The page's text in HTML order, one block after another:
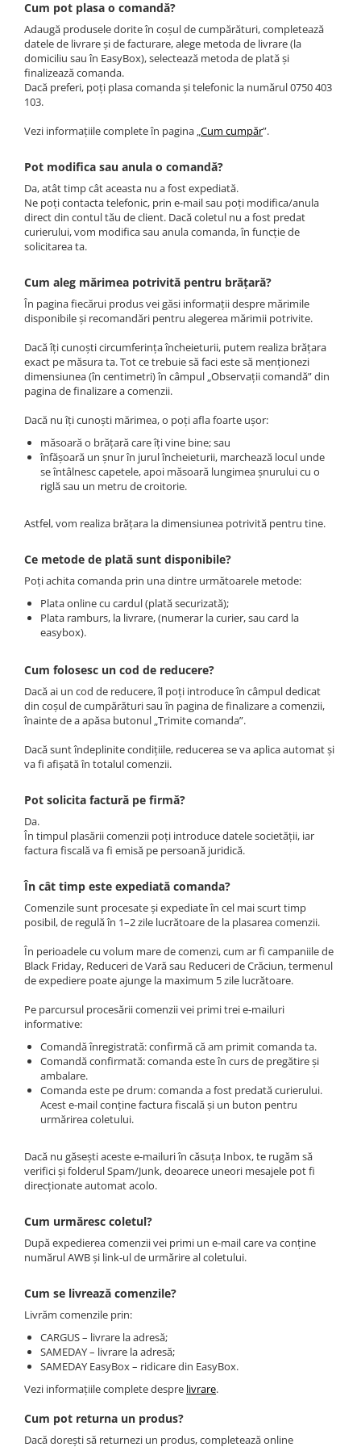
Coliere Transparente cu Stea
Coliere Transparente cu Soare
Coliere Transparente cu Semilună
Coliere Transparente cu Zodii
Coliere Transparente cu Perle
Coliere Transparente cu Flori
Coliere Transparente cu Pietre
Naturale
Coliere Transparente Diverse
Lănțișoare cu Inimioare
Lănțișoare cu Cruce
Lănțișoare cu Stea
Lănțișoare cu Soare
Lănțișoare cu Semilună
Lănțișoare cu Zodii
Lănțișoare cu Molecule
Lănțișoare cu Pietre Naturale
Lănțișoare Argint Diverse
COLIERE CU PERLE
Coliere cu Perle Naturale
COLIERE ȘNUR REGLABIL
Coliere cu Inimioare
Coliere cu Cruce
Coliere cu Stea
Coliere cu Semilună
Coliere cu Zodii
Coliere cu Flori
Coliere cu Animale
Coliere cu Molecule
Coliere Diverse
BRĂȚĂRI
BRĂȚĂRI CU ȘNUR REGLABIL
Brățări din Aur cu șnur reglabil
Brățări din Argint cu șnur reglabil
BRĂȚĂRI CU PIETRE SEMIPREȚIOASE
Brățări din Aur cu pietre
semiprețioase
semiprețioase
Brățări elastice cu pietre
BRĂȚĂRI DE PICIOR
Brățări de picior din Aur
Brățări de picior din Argint
COLIERE
Coliere cu mărgele colorate și
Argint
Brățări din Argint cu pietre
semiprețioase
Brățări elastice cu pietre
semiprețioase
LĂNȚIȘOARE ARGINT
Cum pot plasa o comandă?
Adaugă produsele dorite în coșul de cumpărături, completează
datele de livrare și de facturare, alege metoda de livrare (la
domiciliu sau în EasyBox), selectează metoda de plată și
finalizează comanda.
Dacă preferi, poți plasa comanda și telefonic la numărul 0750 403
103.
Vezi informațiile complete în pagina „Cum cumpăr”.
Pot modifica sau anula o comandă?
Da, atât timp cât aceasta nu a fost expediată.
Ne poți contacta telefonic, prin e-mail sau poți modifica/anula
direct din contul tău de client. Dacă coletul nu a fost predat
curierului, vom modifica sau anula comanda, în funcție de
solicitarea ta.
Cum aleg mărimea potrivită pentru brățară?
În pagina fiecărui produs vei găsi informații despre mărimile
disponibile și recomandări pentru alegerea mărimii potrivite.
Dacă îți cunoști circumferința încheieturii, putem realiza brățara
exact pe măsura ta. Tot ce trebuie să faci este să menționezi
dimensiunea (în centimetri) în câmpul „Observații comandă” din
pagina de finalizare a comenzii.
Dacă nu îți cunoști mărimea, o poți afla foarte ușor:
măsoară o brățară care îți vine bine; sau
înfășoară un șnur în jurul încheieturii, marchează locul unde
se întâlnesc capetele, apoi măsoară lungimea șnurului cu o
riglă sau un metru de croitorie.
Astfel, vom realiza brățara la dimensiunea potrivită pentru tine.
Ce metode de plată sunt disponibile?
Poți achita comanda prin una dintre următoarele metode:
Plata online cu cardul (plată securizată);
Plata ramburs, la livrare, (numerar la curier, sau card la
easybox).
Cum folosesc un cod de reducere?
Dacă ai un cod de reducere, îl poți introduce în câmpul dedicat
din coșul de cumpărături sau în pagina de finalizare a comenzii,
înainte de a apăsa butonul „Trimite comanda”.
Dacă sunt îndeplinite condițiile, reducerea se va aplica automat și
va fi afișată în totalul comenzii.
Pot solicita factură pe firmă?
Da.
În timpul plasării comenzii poți introduce datele societății, iar
factura fiscală va fi emisă pe persoană juridică.
În cât timp este expediată comanda?
Comenzile sunt procesate și expediate în cel mai scurt timp
posibil, de regulă în 1–2 zile lucrătoare de la plasarea comenzii.
În perioadele cu volum mare de comenzi, cum ar fi campaniile de
Black Friday, Reduceri de Vară sau Reduceri de Crăciun, termenul
de expediere poate ajunge la maximum 5 zile lucrătoare.
Pe parcursul procesării comenzii vei primi trei e-mailuri
informative:
Comandă înregistrată: confirmă că am primit comanda ta.
Comandă confirmată: comanda este în curs de pregătire și
ambalare.
Comanda este pe drum: comanda a fost predată curierului.
Acest e-mail conține factura fiscală și un buton pentru
urmărirea coletului.
Dacă nu găsești aceste e-mailuri în căsuța Inbox, te rugăm să
verifici și folderul Spam/Junk, deoarece uneori mesajele pot fi
direcționate automat acolo.
Cum urmăresc coletul?
După expedierea comenzii vei primi un e-mail care va conține
numărul AWB și link-ul de urmărire al coletului.
Cum se livrează comenzile?
Livrăm comenzile prin:
CARGUS – livrare la adresă;
SAMEDAY – livrare la adresă;
SAMEDAY EasyBox – ridicare din EasyBox.
Vezi informațiile complete despre livrare.
Cum pot returna un produs?
Dacă dorești să returnezi un produs, completează online